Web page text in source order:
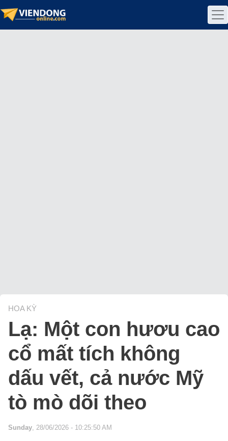
HOA KỲ
Lạ: Một con hươu cao
cổ mất tích không
dấu vết, cả nước Mỹ
tò mò dõi theo
Sunday, 28/06/2026 - 10:25:50 AM